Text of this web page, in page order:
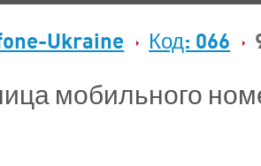
Ukraine Код: 066
мобильного